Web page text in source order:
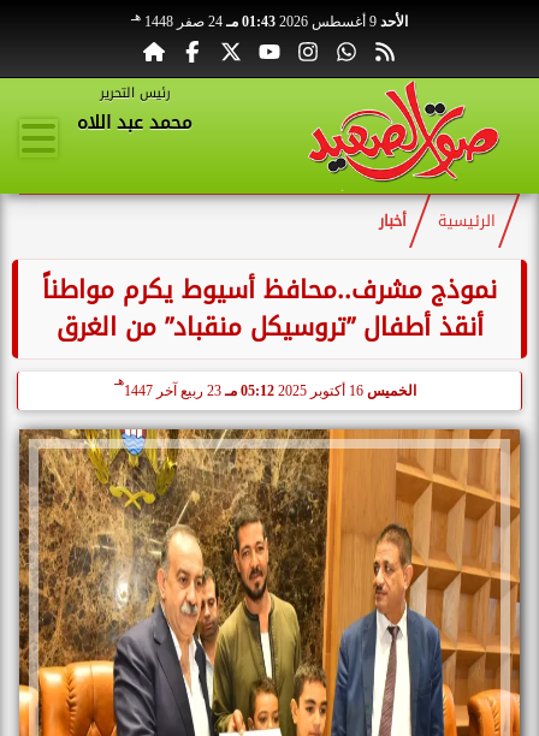
الأحد 01:43 مـ 24 صفر 1448 هـ
رئيس التحرير
محمد عبد اللاه
الرئيسية أخبار
نموذج مشرف..محافظ أسيوط يكرم مواطناً
أنقذ أطفال ”تروسيكل منقباد” من الغرق
الخميس 16 أكتوبر 2025 05:12 مـ 23 ربيع آخر 1447
هـ